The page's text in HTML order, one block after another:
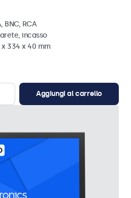
BNC, RCA
incasso
x 334 x 40 mm
Aggiungi al carrello